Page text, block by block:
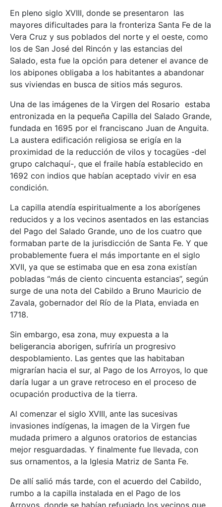
En pleno siglo XVIII, donde se presentaron las
mayores dificultades para la fronteriza Santa Fe de la
Vera Cruz y sus poblados del norte y el oeste, como
los de San José del Rincón y las estancias del
Salado, esta fue la opción para detener el avance de
los abipones obligaba a los habitantes a abandonar
sus viviendas en busca de sitios más seguros.
Una de las imágenes de la Virgen del Rosario estaba
entronizada en la pequeña Capilla del Salado Grande,
fundada en 1695 por el franciscano Juan de Anguita.
La austera edificación religiosa se erigía en la
proximidad de la reducción de vilos y tocagües -del
grupo calchaquí-, que el fraile había establecido en
1692 con indios que habían aceptado vivir en esa
condición.
La capilla atendía espiritualmente a los aborígenes
reducidos y a los vecinos asentados en las estancias
del Pago del Salado Grande, uno de los cuatro que
formaban parte de la jurisdicción de Santa Fe. Y que
probablemente fuera el más importante en el siglo
XVII, ya que se estimaba que en esa zona existían
pobladas “más de ciento cincuenta estancias”, según
surge de una nota del Cabildo a Bruno Mauricio de
Zavala, gobernador del Río de la Plata, enviada en
1718.
Sin embargo, esa zona, muy expuesta a la
beligerancia aborigen, sufriría un progresivo
despoblamiento. Las gentes que las habitaban
migrarían hacia el sur, al Pago de los Arroyos, lo que
daría lugar a un grave retroceso en el proceso de
ocupación productiva de la tierra.
Al comenzar el siglo XVIII, ante las sucesivas
invasiones indígenas, la imagen de la Virgen fue
mudada primero a algunos oratorios de estancias
mejor resguardadas. Y finalmente fue llevada, con
sus ornamentos, a la Iglesia Matriz de Santa Fe.
De allí salió más tarde, con el acuerdo del Cabildo,
rumbo a la capilla instalada en el Pago de los
Arroyos, donde se habían refugiado los vecinos que